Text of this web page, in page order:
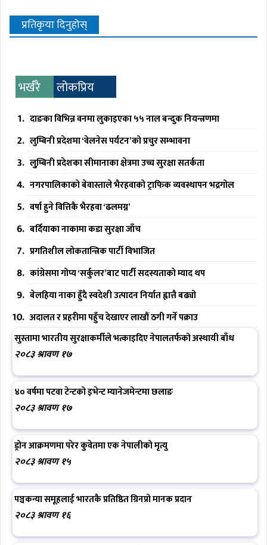
प्रतिकृया दिनुहोस्
भर्खरै लोकप्रिय
दाङका विभिन्न वनमा लुकाइएका ५५ नाल बन्दुक नियन्त्रणमा
लुम्बिनी प्रदेशमा ‘वेलनेस पर्यटन’को प्रचुर सम्भावना
लुुम्बिनी प्रदेशका सीमानाका क्षेत्रमा उच्च सुरक्षा सतर्कता
नगरपालिकाको बेवास्ताले भैरहवाको ट्राफिक व्यवस्थापन भद्रगोल
वर्षा हुने वित्तिकै भैरहवा ‘ढलमग्न’
बर्दियाका नाकामा कडा सुरक्षा जाँच
प्रगतिशील लोकतान्त्रिक पार्टी विभाजित
कांग्रेसमा गोप्य ‘सर्कुलर’बाट पार्टी सदस्यताको म्याद थप
बेलहिया नाका हुँदै स्वदेशी उत्पादन निर्यात ह्वात्तै बढ्यो
अदालत र प्रहरीमा पहुँच देखाएर लाखौं ठगी गर्ने पक्राउ
सुस्तामा भारतीय सुरक्षाकर्मीले भत्काइदिए नेपालतर्फको अस्थायी बाँध
२०८३ श्रावण १७
४० वर्षमा पटवा टेन्टको इभेन्ट म्यानेजमेन्टमा छलाङ
२०८३ श्रावण १७
ड्रोन आक्रमणमा परेर कुवेतमा एक नेपालीको मृत्यु
२०८३ श्रावण १५
पञ्चकन्या समूहलाई भारतकै प्रतिष्ठित ग्रिनप्रो मानक प्रदान
२०८३ श्रावण १६